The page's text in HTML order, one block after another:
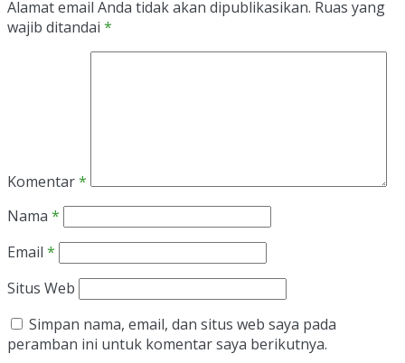
Alamat email Anda tidak akan dipublikasikan. Ruas yang
wajib ditandai *
Komentar*
Nama *
Email *
Situs Web
Simpan nama, email, dan situs web saya pada
peramban ini untuk komentar saya berikutnya.